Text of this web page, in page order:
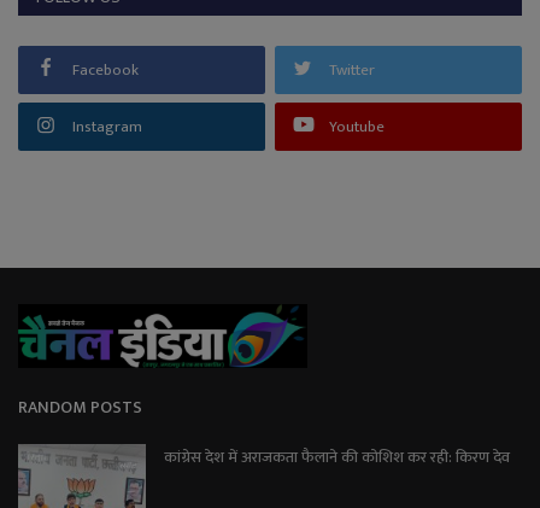
Facebook Twitter
Instagram Youtube
RANDOM POSTS
कांग्रेस देश में अराजकता फैलाने की कोशिश कर रही: किरण देव